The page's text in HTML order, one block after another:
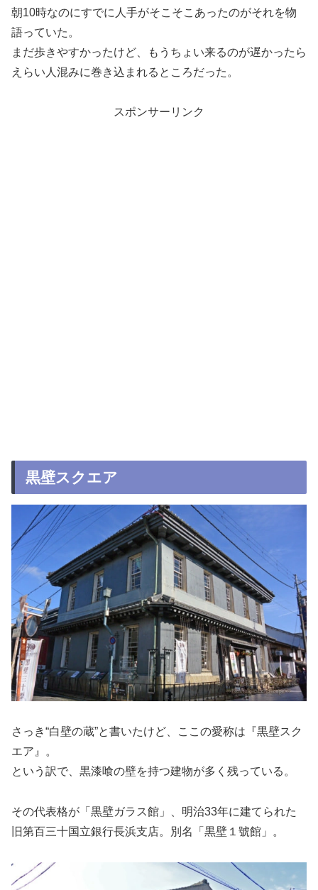
朝10時なのにすでに人手がそこそこあったのがそれを物
語っていた。
まだ歩きやすかったけど、もうちょい来るのが遅かったら
えらい人混みに巻き込まれるところだった。
スポンサーリンク
黒壁スクエア
さっき“白壁の蔵”と書いたけど、ここの愛称は『黒壁スク
エア』。
という訳で、黒漆喰の壁を持つ建物が多く残っている。
その代表格が「黒壁ガラス館」、明治33年に建てられた
旧第百三十国立銀行長浜支店。別名「黒壁１號館」。